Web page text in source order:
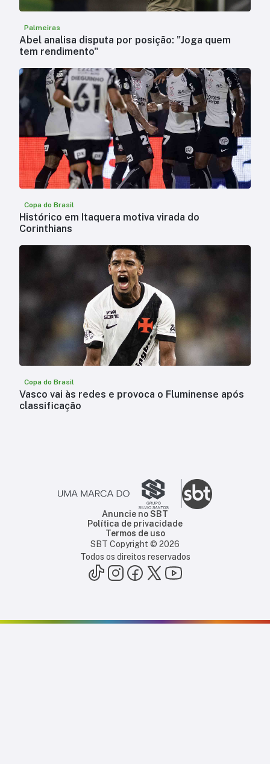
Palmeiras
Abel analisa disputa por posição: "Joga quem
tem rendimento"
Copa do Brasil
Histórico em Itaquera motiva virada do
Corinthians
Copa do Brasil
Vasco vai às redes e provoca o Fluminense após
classificação
Anuncie no SBT
Política de privacidade
Termos de uso
SBT Copyright © 2026
Todos os direitos reservados